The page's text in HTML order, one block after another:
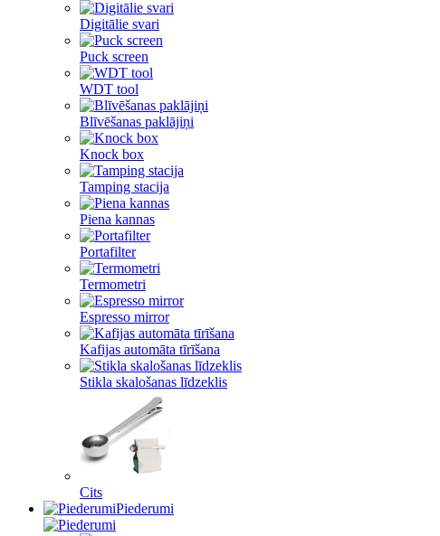
Digitālie svari
Puck screen
WDT tool
Blīvēšanas paklājiņi
Knock box
Tamping stacija
Piena kannas
Portafilter
Termometri
Espresso mirror
Kafijas automāta tīrīšana
Stikla skalošanas līdzeklis
Cits
Piederumi